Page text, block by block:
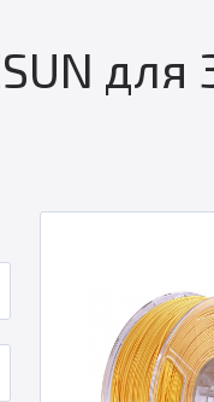
для